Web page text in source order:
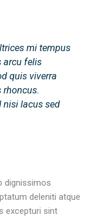
mi tempus
arcu felis
quis viverra
rhoncus.
nisi lacus sed
dignissimos
deleniti atque
excepturi sint